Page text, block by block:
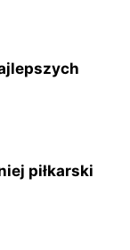
piłkarski